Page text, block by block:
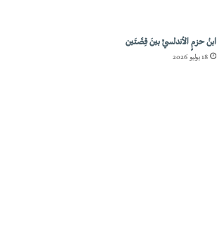
ابنُ حزمٍ الأندلسيِّ بينَ قِصَّتَين
18 يوليو 2026